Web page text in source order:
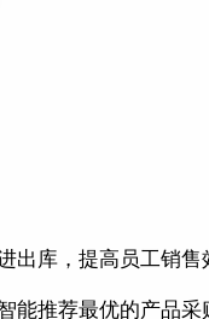
出库，提高员工销售
能推荐最优的产品采